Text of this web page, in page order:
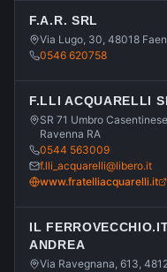
F.A.R. SRL
Via Lugo, 30, 48018
0546 620758
F.LLI ACQUARELLI
SR 71 Umbro
Ravenna RA
0544 563009
f.lli_acquarelli@libero.it
www.fratelliacquarelli.it
IL
ANDREA
Via Ravegnana, 613,